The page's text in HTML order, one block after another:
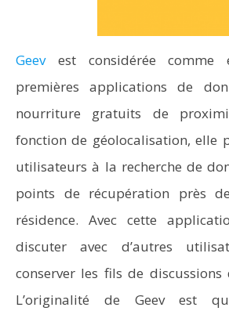
Geevest considérée comme
premières applications de
nourriture gratuits de
fonction de géolocalisation, elle
utilisateurs à la recherche de
points de récupération près
résidence. Avec cette
discuter avec d’autres
conserver les fils de discussions
L’originalité de Geev est